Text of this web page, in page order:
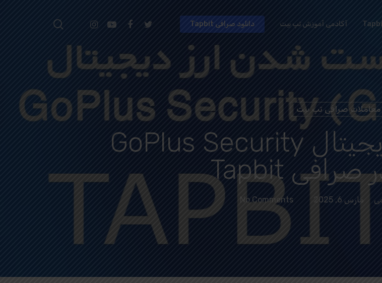
آکادمی آموزش تپ بیت دانلود صرافی Tapbit Twitter
Facebook
Youtube
Instagram
search
معاملات صرافی تپ بیت
لیست شدن ارز دیجیتال GoPlus Security
مارس 6, 2025 No Comments